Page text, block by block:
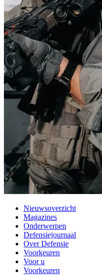
Nieuwsoverzicht
Magazines
Onderwerpen
Defensiejournaal
Over Defensie
Voorkeuren
Voor u
Voorkeuren